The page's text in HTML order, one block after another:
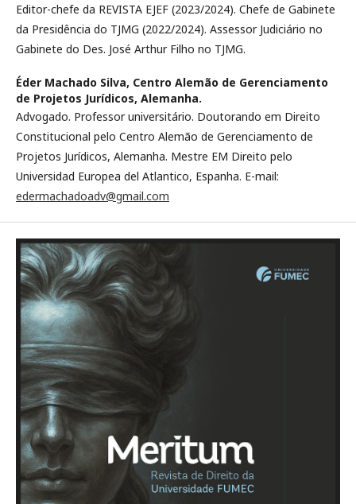
Editor-chefe da REVISTA EJEF (2023/2024). Chefe de Gabinete
da Presidência do TJMG (2022/2024). Assessor Judiciário no
Gabinete do Des. José Arthur Filho no TJMG.
Éder Machado Silva, Centro Alemão de Gerenciamento
de Projetos Jurídicos, Alemanha.
Advogado. Professor universitário. Doutorando em Direito
Constitucional pelo Centro Alemão de Gerenciamento de
Projetos Jurídicos, Alemanha. Mestre EM Direito pelo
Universidad Europea del Atlantico, Espanha. E-mail:
edermachadoadv@gmail.com